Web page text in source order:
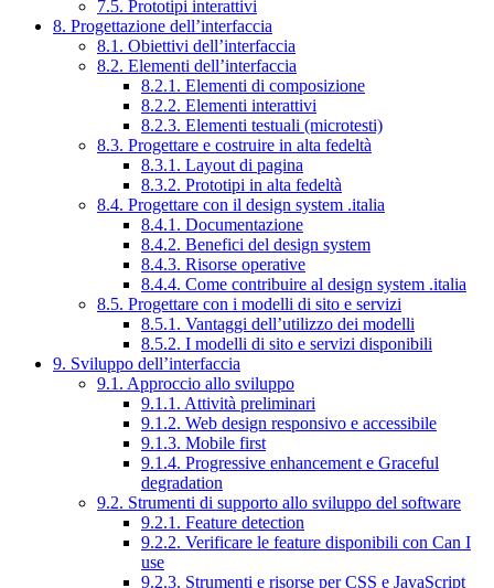
7.5. Prototipi interattivi
8. Progettazione dell’interfaccia
8.1. Obiettivi dell’interfaccia
8.2. Elementi dell’interfaccia
8.2.1. Elementi di composizione
8.2.2. Elementi interattivi
8.2.3. Elementi testuali (microtesti)
8.3. Progettare e costruire in alta fedeltà
8.3.1. Layout di pagina
8.3.2. Prototipi in alta fedeltà
8.4. Progettare con il design system .italia
8.4.1. Documentazione
8.4.2. Benefici del design system
8.4.3. Risorse operative
8.4.4. Come contribuire al design system .italia
8.5. Progettare con i modelli di sito e servizi
8.5.1. Vantaggi dell’utilizzo dei modelli
8.5.2. I modelli di sito e servizi disponibili
9. Sviluppo dell’interfaccia
9.1. Approccio allo sviluppo
9.1.1. Attività preliminari
9.1.2. Web design responsivo e accessibile
9.1.3. Mobile first
9.1.4. Progressive enhancement e Graceful
degradation
9.2. Strumenti di supporto allo sviluppo del software
9.2.1. Feature detection
9.2.2. Verificare le feature disponibili con Can I
use
9.2.3. Strumenti e risorse per CSS e JavaScript